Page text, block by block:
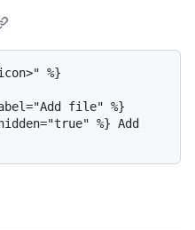
%}
file" %}
%} Add